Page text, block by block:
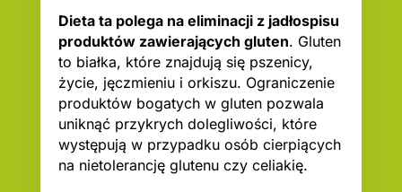
Dieta ta polega na eliminacji z jadłospisu
produktów zawierających gluten. Gluten
to białka, które znajdują się pszenicy,
życie, jęczmieniu i orkiszu. Ograniczenie
produktów bogatych w gluten pozwala
uniknąć przykrych dolegliwości, które
występują w przypadku osób cierpiących
na nietolerancję glutenu czy celiakię.